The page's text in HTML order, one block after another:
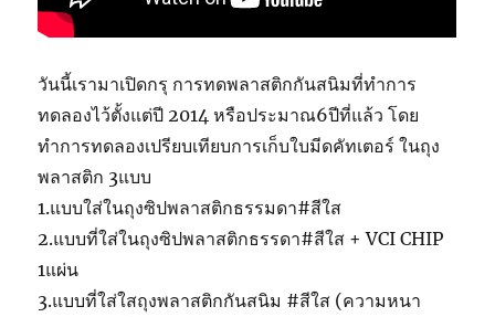
วันนี้เรามาเปิดกรุ การทดพลาสติกกันสนิมที่ทำการ
ทดลองไว้ตั้งแต่ปี 2014 หรือประมาณ6ปีที่แล้ว โดย
ทำการทดลองเปรียบเทียบการเก็บใบมีดคัทเตอร์ ในถุง
พลาสติก 3แบบ
1.แบบใส่ในถุงซิปพลาสติกธรรมดา#สีใส
2.แบบที่ใส่ในถุงซิปพลาสติกธรรดา#สีใส + VCI CHIP
1แผ่น
3.แบบที่ใส่ใสถุงพลาสติกกันสนิม #สีใส (ความหนา